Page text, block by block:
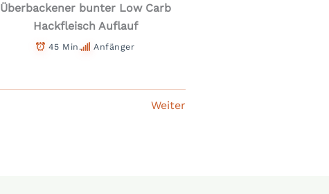
Überbackener bunter Low Carb
Hackfleisch Auflauf
45 Min. Anfänger
Weiter